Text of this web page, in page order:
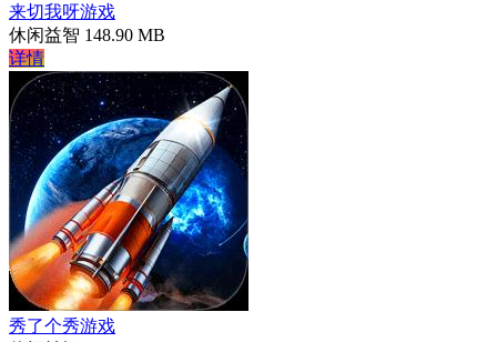
来切我呀游戏
休闲益智 148.90 MB
详情
秀了个秀游戏